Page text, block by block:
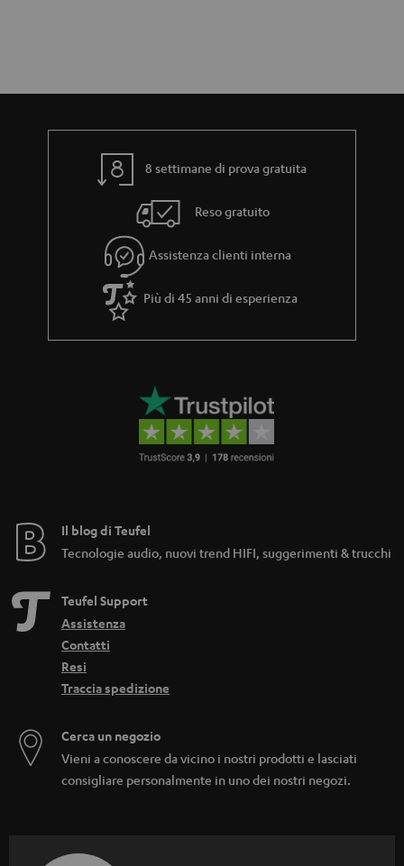
8 settimane di prova gratuita
Reso gratuito
Assistenza clienti interna
Più di 45 anni di esperienza
Il blog di Teufel
Tecnologie audio, nuovi trend HIFI, suggerimenti & trucchi
Teufel Support
Assistenza
Contatti
Resi
Traccia spedizione
Cerca un negozio
Vieni a conoscere da vicino i nostri prodotti e lasciati
consigliare personalmente in uno dei nostri negozi.